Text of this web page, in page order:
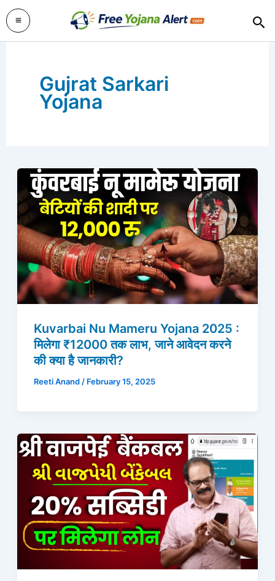
Skip
to
content
Gujrat Sarkari
Yojana
Kuvarbai Nu Mameru Yojana 2025 :
मिलेगा ₹12000 तक लाभ, जाने आवेदन करने
की क्या है जानकारी?
Reeti Anand / February 15, 2025